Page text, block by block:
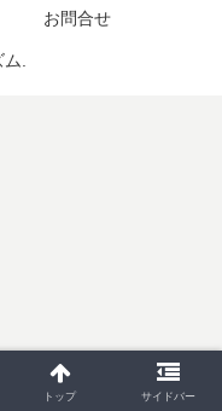
お問合せ
ム.
トップ サイドバー